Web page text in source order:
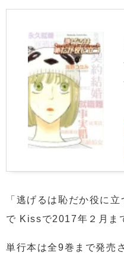
「逃げるは恥だか役に
で Kissで2017年２月ま
単行本は全9巻まで発売